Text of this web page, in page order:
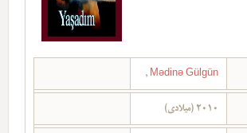
Mədinə Gülgün
,
2010 (میلادی)